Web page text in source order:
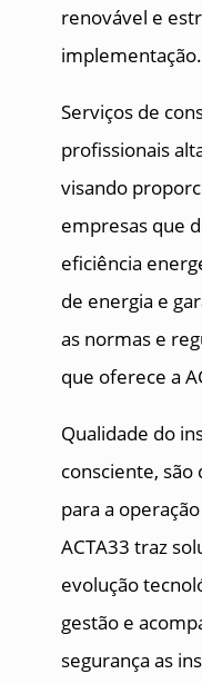
renovável e
implementação.
Serviços de
profissionais
visando
empresas que
eficiência
de energia e
as normas e
que oferece a
Qualidade do
consciente,
para a
ACTA33 traz
evolução
gestão e
segurança as